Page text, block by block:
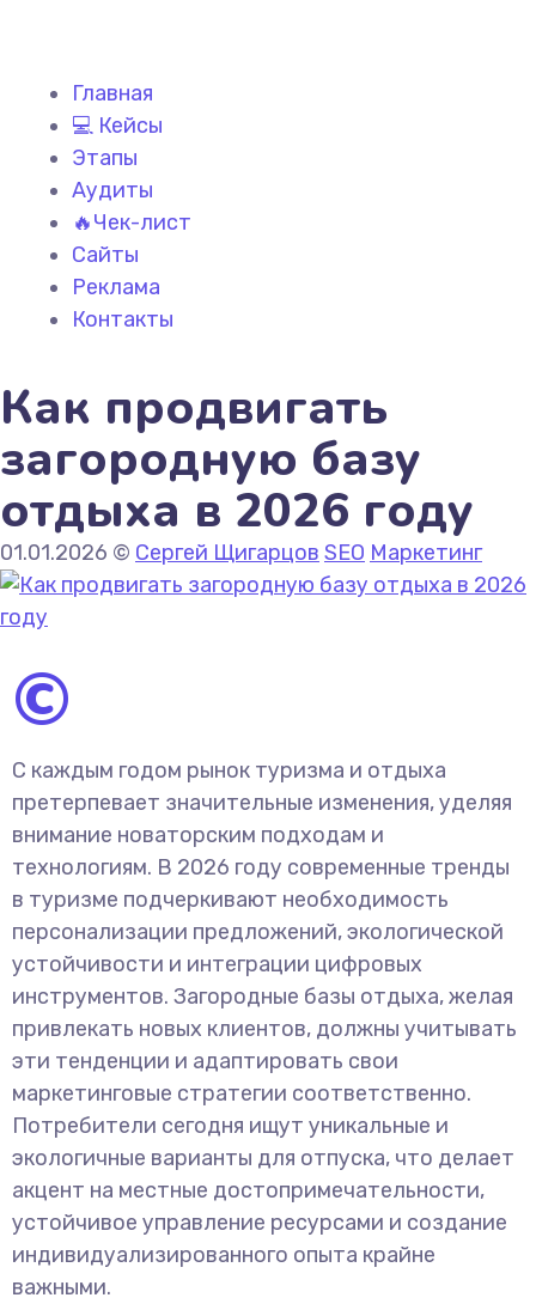
Главная
💻 Кейсы
Этапы
Аудиты
🔥Чек-лист
Сайты
Реклама
Контакты
Как продвигать
загородную базу
отдыха в 2026 году
01.01.2026 © Сергей Щигарцов SEO Маркетинг
©
С каждым годом рынок туризма и отдыха
претерпевает значительные изменения, уделяя
внимание новаторским подходам и
технологиям. В 2026 году современные тренды
в туризме подчеркивают необходимость
персонализации предложений, экологической
устойчивости и интеграции цифровых
инструментов. Загородные базы отдыха, желая
привлекать новых клиентов, должны учитывать
эти тенденции и адаптировать свои
маркетинговые стратегии соответственно.
Потребители сегодня ищут уникальные и
экологичные варианты для отпуска, что делает
акцент на местные достопримечательности,
устойчивое управление ресурсами и создание
индивидуализированного опыта крайне
важными.